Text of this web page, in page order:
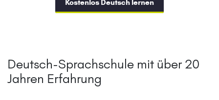
Kostenlos Deutsch lernen
Deutsch-Sprachschule mit über 20
Jahren Erfahrung